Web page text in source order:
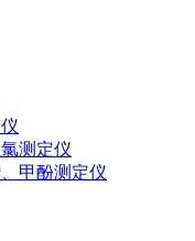
测定仪
甲酚测定仪